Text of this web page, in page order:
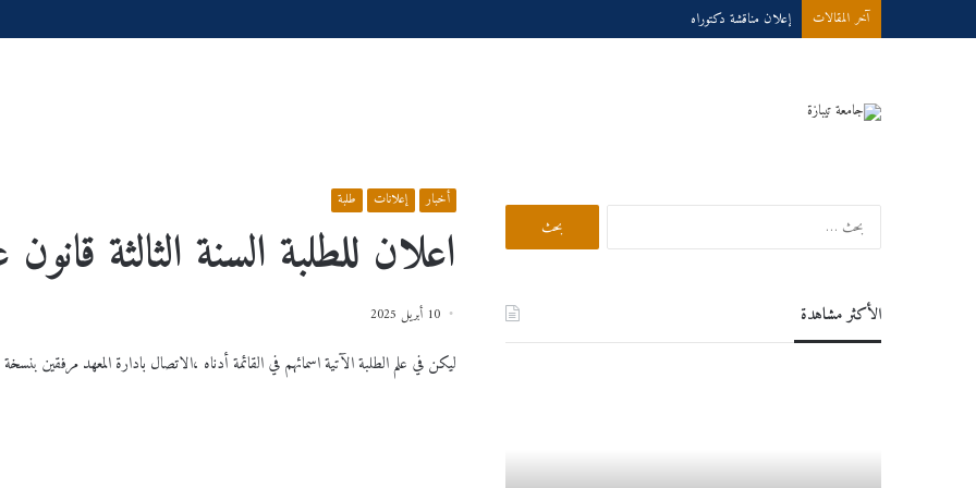
آخر المقالات دعوى لاستكتاب جماعي محكم ذو ترقيم دولي
أخبار إعلانات طلبة
اعلان للطلبة السنة الثالثة
10 أبريل 2025
ليكن في علم الطلبة الآتية اسمائهم في القائمة أدناه ،الاتصال بادارة المعهد مرفقين
البحث
الأكثر مشاهدة
إعـــــــــــــــــــــــلان
جدول